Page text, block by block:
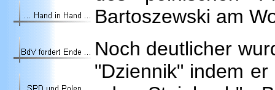
Bartoszewski am
Noch deutlicher
"Dziennik" indem